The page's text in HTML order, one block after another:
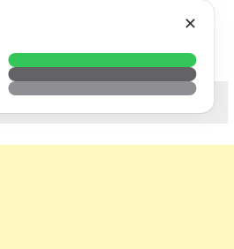
科技. 生活. 攝影.
✕